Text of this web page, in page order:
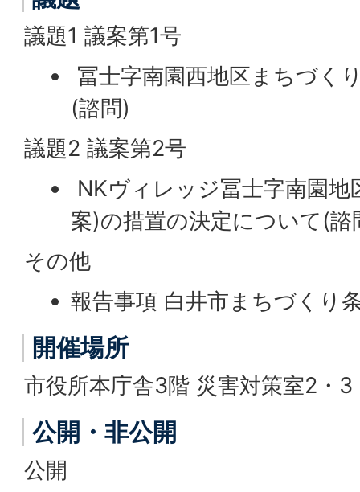
議題1 議案第1号
冨士字南園西地区まちづく
(諮問)
議題2 議案第2号
NKヴィレッジ冨士字南園
案)の措置の決定について(諮
その他
報告事項 白井市まちづくり
開催場所
市役所本庁舎3階 災害対策室2・3
公開・非公開
公開